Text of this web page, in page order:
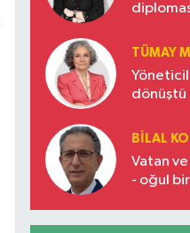
TÜMAY
dönüştü
BILAL
Vatan
- oğul